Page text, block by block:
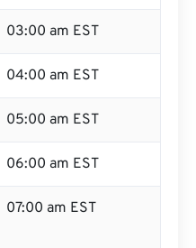
03:00 am EST
04:00 am EST
05:00 am EST
06:00 am EST
07:00 am EST